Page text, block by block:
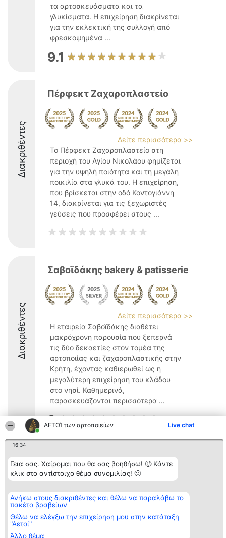
ΑΕΤΟΊ των αρτοποιείων Live chat
16:34
Γεια σας. Χαίρομαι που θα σας βοηθήσω! 🙂 Κάντε
κλικ στο αντίστοιχο θέμα συνομιλίας! 🙂
Ανήκω στους διακριθέντες και θέλω να παραλάβω το
πακέτο βραβείων
Θέλω να ελέγξω την επιχείρηση μου στην κατάταξη
"Αετοί"
Άλλο θέμα
τα αρτοσκευάσματα και τα
γλυκίσματα. Η επιχείρηση διακρίνεται
για την εκλεκτική της συλλογή από
φρεσκοψημένα ...
9.1
Διακριθέντες
Πέρφεκτ Ζαχαροπλαστείο
Δείτε περισσότερα >>
Το Πέρφεκτ Ζαχαροπλαστείο στη
περιοχή του Αγίου Νικολάου φημίζεται
για την υψηλή ποιότητα και τη μεγάλη
ποικιλία στα γλυκά του. Η επιχείρηση,
που βρίσκεται στην οδό Κοντογιάννη
14, διακρίνεται για τις ξεχωριστές
γεύσεις που προσφέρει στους ...
Διακριθέντες
Σαβοϊδάκης bakery & patisserie
Δείτε περισσότερα >>
Η εταιρεία Σαβοϊδάκης διαθέτει
μακρόχρονη παρουσία που ξεπερνά
τις δύο δεκαετίες στον τομέα της
αρτοποιίας και ζαχαροπλαστικής στην
Κρήτη, έχοντας καθιερωθεί ως η
μεγαλύτερη επιχείρηση του κλάδου
στο νησί. Καθημερινά,
παρασκευάζονται περισσότερα ...
9
Διοργανωτής της
κατάταξης
BEAUTIFUL COMPANY
Μονοπρόσωπη ΙΚΕ
2104128019
email:
aetoi@beautifulcompany.co
Κατάταξη
Διακριθέντες
Λίστα όλων
των
Μεθοδολογία
Όροι &
ΠΟΛΙΤΙΚΗ
ΑΠΟΡΡΗΤΟΥ
Επικοινωνία
Επικοινωνία